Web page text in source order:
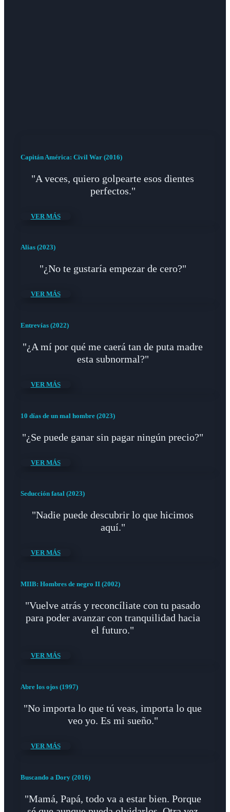
Capitán América: Civil War (2016)
"A veces, quiero golpearte esos dientes
perfectos."
VER MÁS
Alias (2023)
"¿No te gustaría empezar de cero?"
VER MÁS
Entrevías (2022)
"¿A mí por qué me caerá tan de puta madre
esta subnormal?"
VER MÁS
10 días de un mal hombre (2023)
"¿Se puede ganar sin pagar ningún precio?"
VER MÁS
Seducción fatal (2023)
"Nadie puede descubrir lo que hicimos
aquí."
VER MÁS
MIIB: Hombres de negro II (2002)
"Vuelve atrás y reconcíliate con tu pasado
para poder avanzar con tranquilidad hacia
el futuro."
VER MÁS
Abre los ojos (1997)
"No importa lo que tú veas, importa lo que
veo yo. Es mi sueño."
VER MÁS
Buscando a Dory (2016)
"Mamá, Papá, todo va a estar bien. Porque